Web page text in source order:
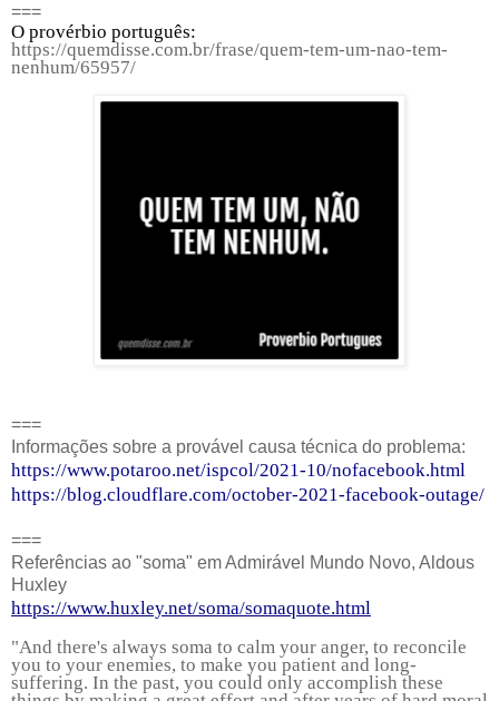
===
O provérbio português:
https://quemdisse.com.br/frase/quem-tem-um-nao-tem-
nenhum/65957/
===
Informações sobre a provável causa técnica do problema:
https://www.potaroo.net/ispcol/2021-10/nofacebook.html
https://blog.cloudflare.com/october-2021-facebook-outage/
===
Referências ao "soma" em Admirável Mundo Novo, Aldous
Huxley
https://www.huxley.net/soma/somaquote.html
"And there's always soma to calm your anger, to reconcile
you to your enemies, to make you patient and long-
suffering. In the past, you could only accomplish these